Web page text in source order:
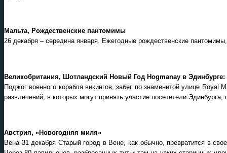
Мальта, Рождественские пантомимы
26 декабря – середина января. Ежегодные рождественские
Великобритания, Шотландский Новый Год Hogmanay в
Поджог военного корабля викингов, забег по знаменитой улице
развлечений, в которых могут принять участие посетители
Австрия, «Новогодняя миля»
Вена 31 декабря Старый город в Вене, как обычно, превратится в